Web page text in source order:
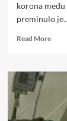
korona
preminulo
Read MoreRead
JOŠ
Virus